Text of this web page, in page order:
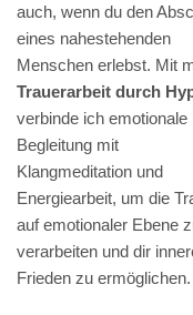
auch, wenn du den
eines nahestehenden
Menschen erlebst. Mit
Trauerarbeit durch
verbinde ich emotionale
Begleitung mit
Klangmeditation und
Energiearbeit, um die
auf emotionaler Ebene
verarbeiten und dir
Frieden zu ermöglichen.